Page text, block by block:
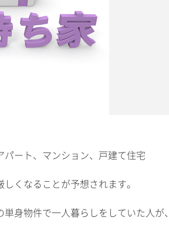
ート、マンション、戸建て住宅
くなることが予想されます。
身物件で一人暮らしをしていた人が、